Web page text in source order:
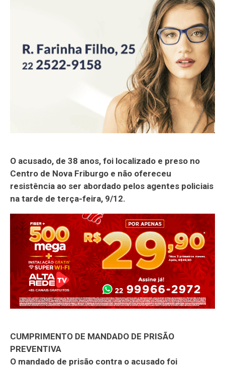
O acusado, de 38 anos, foi localizado e preso no
Centro de Nova Friburgo e não ofereceu
resistência ao ser abordado pelos agentes policiais
na tarde de terça-feira, 9/12.
CUMPRIMENTO DE MANDADO DE PRISÃO
PREVENTIVA
O mandado de prisão contra o acusado foi